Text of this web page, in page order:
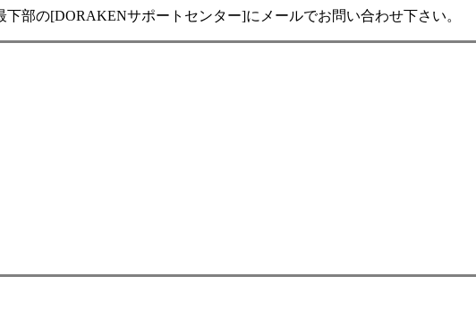
部の[DORAKENサポートセンター]にメールでお問い合わせ下さい。